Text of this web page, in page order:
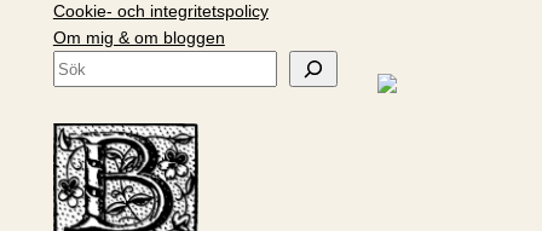
Cookie- och integritetspolicy
Om mig & om bloggen
S
k